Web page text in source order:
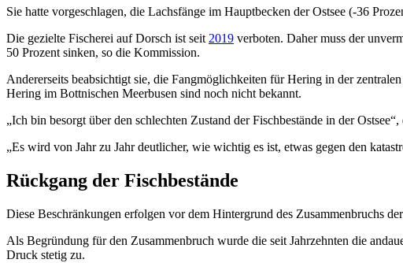
Sie hatte vorgeschlagen, die Lachsfänge im Hauptbecken der Ostsee (-36
Die gezielte Fischerei auf Dorsch ist seit 2019 verboten. Daher muss der
50 Prozent sinken, so die Kommission.
Andererseits beabsichtigt sie, die Fangmöglichkeiten für Hering in der
Hering im Bottnischen Meerbusen sind noch nicht bekannt.
„Ich bin besorgt über den schlechten Zustand der Fischbestände in der
„Es wird von Jahr zu Jahr deutlicher, wie wichtig es ist, etwas gegen den
Rückgang der Fischbestände
Diese Beschränkungen erfolgen vor dem Hintergrund des Zusammenbruchs
Als Begründung für den Zusammenbruch wurde die seit Jahrzehnten die
Druck stetig zu.